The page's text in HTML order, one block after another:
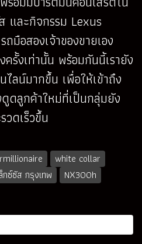
และกิจกรรม Lexus
มือสองเจ้าของขายเอง
รั้งเท่านั้น พร้อมกันนี้เรายัง
ไลน์มากขึ้น เพื่อให้เข้าถึง
ดลูกค้าใหม่ที่เป็นกลุ่มยัง
วดเร็วขึ้น
white collar
กซ์ซัส กรุงเทพ NX300h